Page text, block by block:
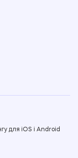
для iOS і Android